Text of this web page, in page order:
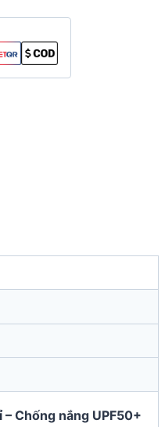
– Chống nắng UPF50+